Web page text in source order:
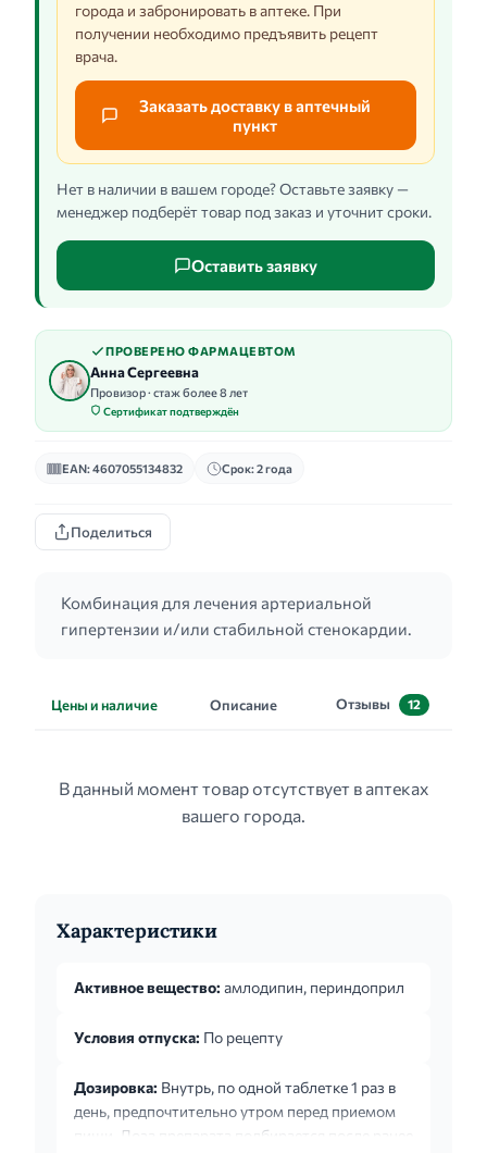
города и забронировать в аптеке. При
получении необходимо предъявить рецепт
врача.
Заказать доставку в аптечный
пункт
Нет в наличии в вашем городе? Оставьте заявку —
менеджер подберёт товар под заказ и уточнит сроки.
Оставить заявку
ПРОВЕРЕНО ФАРМАЦЕВТОМ
Анна Сергеевна
Провизор · стаж более 8 лет
Сертификат подтверждён
EAN: 4607055134832 Срок: 2 года
Поделиться
Комбинация для лечения артериальной
гипертензии и/или стабильной стенокардии.
Цены и наличие Описание Отзывы 12
В данный момент товар отсутствует в аптеках
вашего города.
Характеристики
Активное вещество: амлодипин, периндоприл
Условия отпуска: По рецепту
Дозировка: Внутрь, по одной таблетке 1 раз в
день, предпочтительно утром перед приемом
пищи. Доза препарата подбирается после ранее